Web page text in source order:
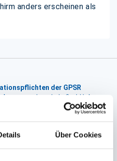
Über Cookies
anders erscheinen als
der GPSR
packpack.de GmbH, Am
Jever, info@packpack.de